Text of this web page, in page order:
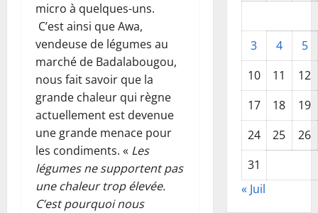
micro à quelques-uns.
C’est ainsi que Awa,
vendeuse de légumes au
marché de Badalabougou,
nous fait savoir que la
grande chaleur qui règne
actuellement est devenue
une grande menace pour
les condiments. « Les
légumes ne supportent pas
une chaleur trop élevée.
C’est pourquoi nous
3 4
5
10
11
12
17
18
19
24
25
26
31
« Juil